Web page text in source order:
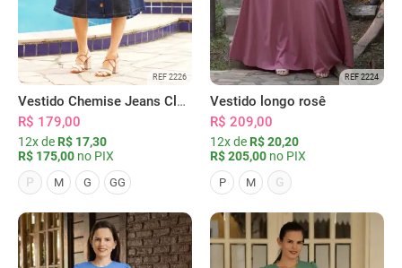
REF 2226
Vestido Chemise Jeans Clássica Serena
R$ 179,00
12x de R$ 17,30
R$ 175,00 no PIX
P
M G GG
REF 2224
Vestido longo rosê
R$ 209,00
12x de R$ 20,20
R$ 205,00 no PIX
P M G